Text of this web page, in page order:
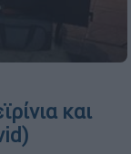
και